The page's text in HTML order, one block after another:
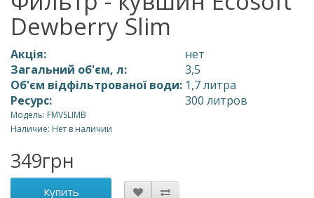
Dewberry Slim
Акція:
нет
Загальний об'єм, л:
3,5
Об'єм відфільтрованої води: 1,7 литра
Ресурс:
300 литров
Модель: FMVSLIMB
Наличие: Нет в наличии
349грн
Купить